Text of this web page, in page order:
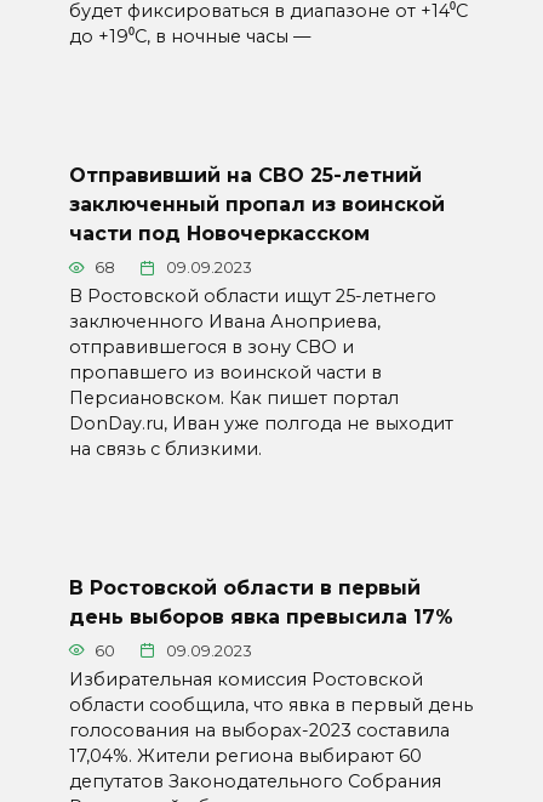
будет фиксироваться в диапазоне от +14⁰С
до +19⁰С, в ночные часы —
Отправивший на СВО 25-летний
заключенный пропал из воинской
части под Новочеркасском
68 09.09.2023
В Ростовской области ищут 25-летнего
заключенного Ивана Аноприева,
отправившегося в зону СВО и
пропавшего из воинской части в
Персиановском. Как пишет портал
DonDay.ru, Иван уже полгода не выходит
на связь с близкими.
В Ростовской области в первый
день выборов явка превысила 17%
60 09.09.2023
Избирательная комиссия Ростовской
области сообщила, что явка в первый день
голосования на выборах-2023 составила
17,04%. Жители региона выбирают 60
депутатов Законодательного Собрания